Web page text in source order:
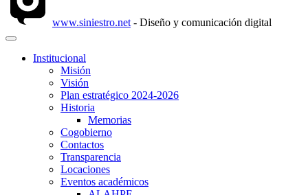
www.siniestro.net - Diseño y comunicación digital
Institucional
Misión
Visión
Plan estratégico 2024-2026
Historia
Memorias
Cogobierno
Contactos
Transparencia
Locaciones
Eventos académicos